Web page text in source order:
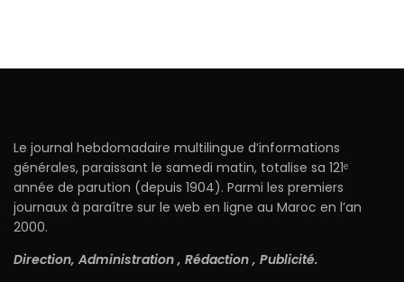
Le journal hebdomadaire multilingue d’informations
générales, paraissant le samedi matin, totalise sa 121ᵉ
année de parution (depuis 1904). Parmi les premiers
journaux à paraître sur le web en ligne au Maroc en l’an
2000.
Direction, Administration , Rédaction , Publicité.